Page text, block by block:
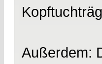
Außerdem: